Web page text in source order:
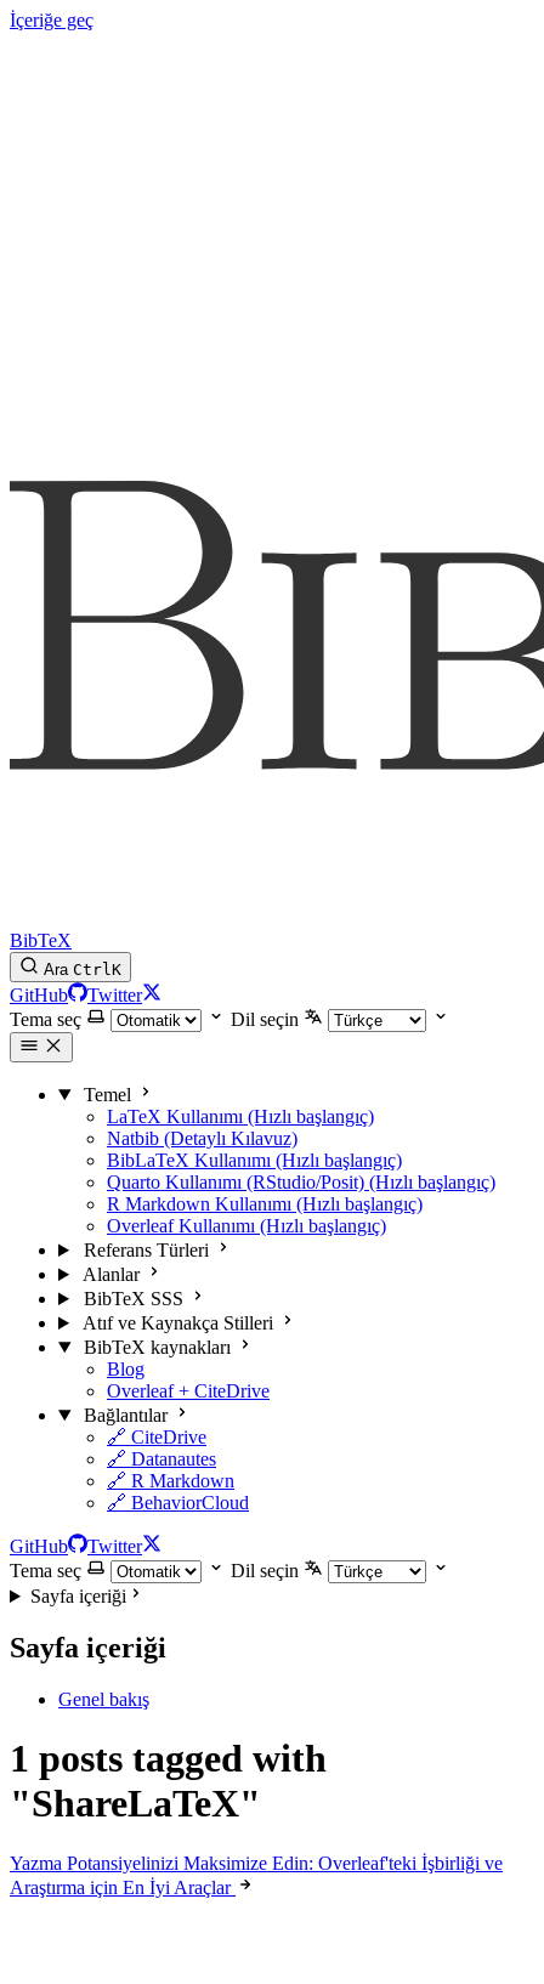
İçeriğe geç
BibTeX
Ara CtrlK
GitHub
Twitter
Tema seç
Dil seçin
Temel
LaTeX Kullanımı (Hızlı başlangıç)
Natbib (Detaylı Kılavuz)
BibLaTeX Kullanımı (Hızlı başlangıç)
Quarto Kullanımı (RStudio/Posit) (Hızlı başlangıç)
R Markdown Kullanımı (Hızlı başlangıç)
Overleaf Kullanımı (Hızlı başlangıç)
Referans Türleri
Alanlar
BibTeX SSS
Atıf ve Kaynakça Stilleri
BibTeX kaynakları
Blog
Overleaf + CiteDrive
Bağlantılar
🔗 CiteDrive
🔗 Datanautes
🔗 R Markdown
🔗 BehaviorCloud
GitHub
Twitter
Tema seç
Dil seçin
Sayfa içeriği
Sayfa içeriği
Genel bakış
1 posts tagged with
"ShareLaTeX"
Yazma Potansiyelinizi Maksimize Edin: Overleaf'teki İşbirliği ve
Araştırma için En İyi Araçlar